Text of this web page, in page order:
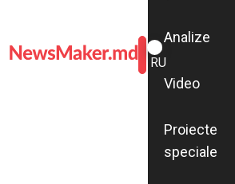
ROMÂNĂ
RU
Analize
Video
Proiecte
speciale